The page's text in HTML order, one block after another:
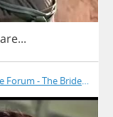
are...
- The Bride Is